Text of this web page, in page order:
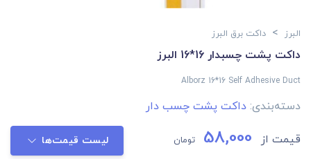
البرز > داکت برق البرز
داکت پشت چسبدار 16*16 البرز
Alborz 16*16 Self Adhesive Duct
دسته‌بندی: داکت پشت چسب دار
قیمت از 58,000 تومان لیست قیمت‌ها